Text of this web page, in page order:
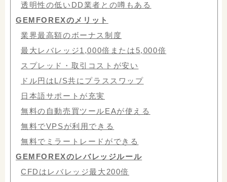
透明性の低いDD業者との噂もある
GEMFOREXのメリット
業界最高額のボーナス制度
最大レバレッジ1,000倍または5,000倍
スプレッド・取引コストが安い
ドル円はL/S共にプラススワップ
日本語サポートが充実
無料の自動売買ツールEAが使える
無料でVPSが利用できる
無料でミラートレードができる
GEMFOREXのレバレッジルール
CFDはレバレッジ最大200倍